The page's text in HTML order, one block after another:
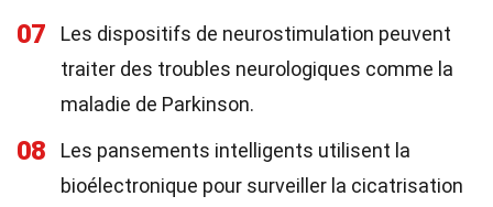
07
Les dispositifs de neurostimulation peuvent
traiter des troubles neurologiques comme la
maladie de Parkinson.
08
Les pansements intelligents utilisent la
bioélectronique pour surveiller la cicatrisation